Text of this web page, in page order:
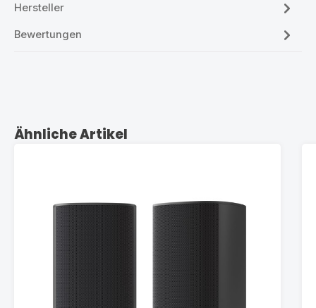
Hersteller
Bewertungen
Produktgalerie überspringen
Ähnliche Artikel